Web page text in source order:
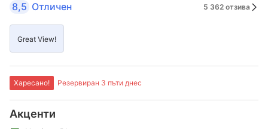
8,5 Отличен 5 362 отзива
Great View!
Харесано! Резервиран 3 пъти днес
Акценти